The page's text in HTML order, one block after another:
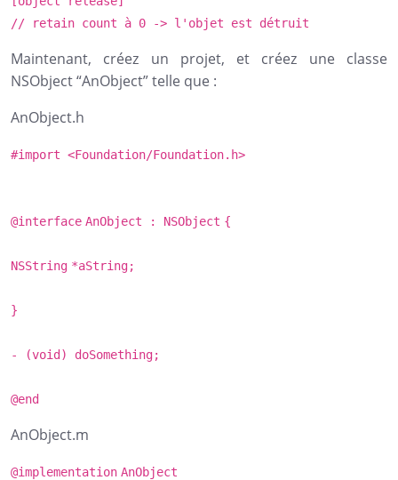
// retain count à 0 -> l'objet est détruit
Maintenant, créez un projet, et créez une classe
NSObject “AnObject” telle que :
AnObject.h
#import <Foundation/Foundation.h>
@interface AnObject : NSObject {
NSString *aString;
}
- (void ) doSomething;
@end
AnObject.m
@implementation AnObject